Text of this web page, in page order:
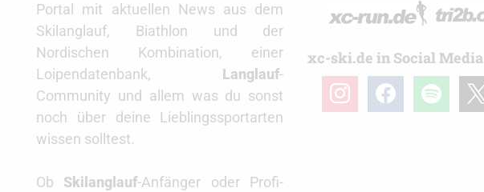
Portal mit aktuellen News aus dem
Skilanglauf, Biathlon und der
Nordischen Kombination, einer
Loipendatenbank, Langlauf-
Community und allem was du sonst
noch über deine Lieblingssportarten
wissen solltest.
Ob Skilanglauf-Anfänger oder Profi-
xc-ski.de in Social Media
instagramfacebookspotify